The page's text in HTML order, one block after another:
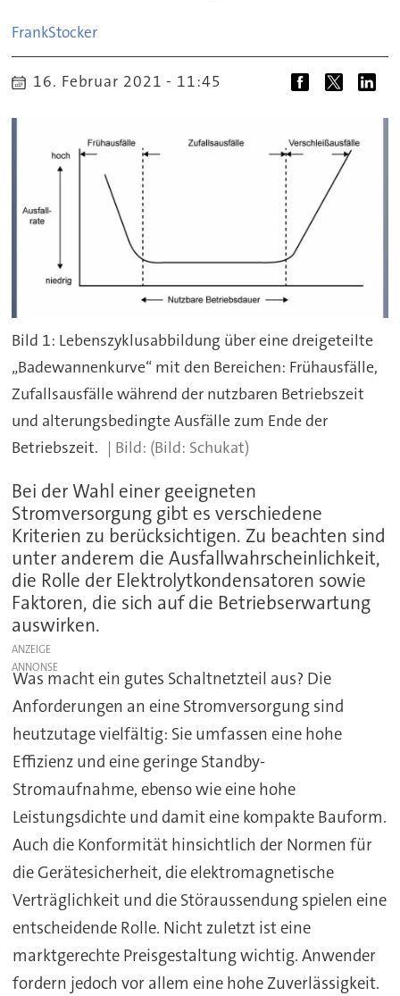
FrankStocker
16. Februar 2021 - 11:45
Bild 1: Lebenszyklusabbildung über eine dreigeteilte
„Badewannenkurve“ mit den Bereichen: Frühausfälle,
Zufallsausfälle während der nutzbaren Betriebszeit
und alterungsbedingte Ausfälle zum Ende der
Betriebszeit.
(Bild: Schukat)
Bei der Wahl einer geeigneten
Stromversorgung gibt es verschiedene
Kriterien zu berücksichtigen. Zu beachten sind
unter anderem die Ausfallwahrscheinlichkeit,
die Rolle der Elektrolytkondensatoren sowie
Faktoren, die sich auf die Betriebserwartung
auswirken.
ANZEIGE
Was macht ein gutes Schaltnetzteil aus? Die
Anforderungen an eine Stromversorgung sind
heutzutage vielfältig: Sie umfassen eine hohe
Effizienz und eine geringe Standby-
Stromaufnahme, ebenso wie eine hohe
Leistungsdichte und damit eine kompakte Bauform.
Auch die Konformität hinsichtlich der Normen für
die Gerätesicherheit, die elektromagnetische
Verträglichkeit und die Störaussendung spielen eine
entscheidende Rolle. Nicht zuletzt ist eine
marktgerechte Preisgestaltung wichtig. Anwender
fordern jedoch vor allem eine hohe Zuverlässigkeit.